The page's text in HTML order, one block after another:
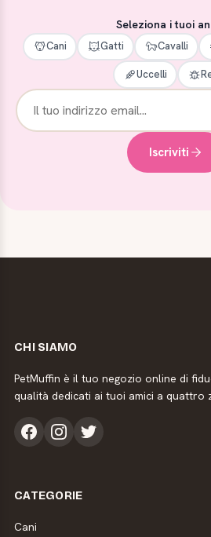
Seleziona i tuoi
Cani Gatti Cavalli
Uccelli
Iscriviti
CHI SIAMO
PetMuffin è il tuo negozio online di
qualità dedicati ai tuoi amici a quattro
CATEGORIE
Cani